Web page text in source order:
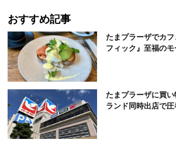
おすすめ記事
たまプラーザでカ
フィック』至福の
たまプラーザに買
ランド同時出店で圧